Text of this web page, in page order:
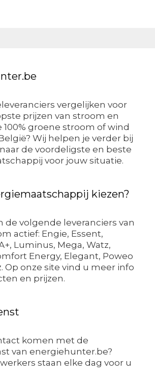
vergelijken voor
prijzen van stroom en
100% groene stroom of wind
Wij helpen je verder bij
de voordeligste en beste
voor jouw situatie.
kiezen?
de volgende leveranciers van
actief: Engie, Essent,
Luminus, Mega, Watz,
Energy, Elegant, Poweo
Op onze site vind u meer info
en prijzen.
komen met de
van energiehunter.be?
staan elke dag voor u